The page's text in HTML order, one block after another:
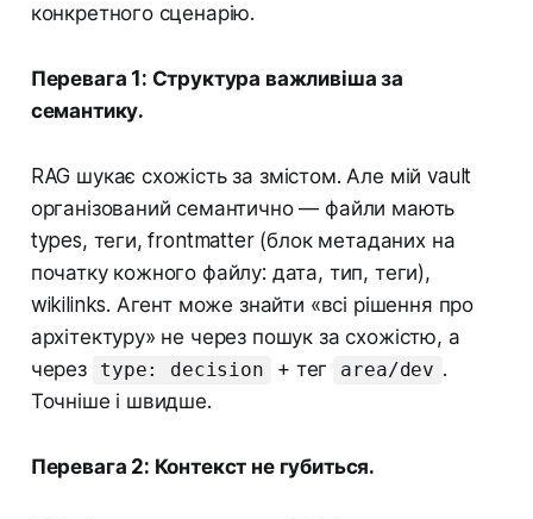
конкретного сценарію.
Перевага 1: Структура важливіша за
семантику.
RAG шукає схожість за змістом. Але мій vault
організований семантично — файли мають
types, теги, frontmatter (блок метаданих на
початку кожного файлу: дата, тип, теги),
wikilinks. Агент може знайти «всі рішення про
архітектуру» не через пошук за схожістю, а
через
type: decision + тег area/dev .
Точніше і швидше.
Перевага 2: Контекст не губиться.